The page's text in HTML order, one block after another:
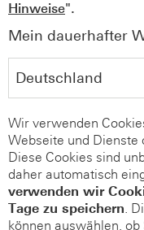
Hinweise".
Mein dauerhafter
Wir verwenden
Webseite und Dienste
Diese Cookies sind
daher automatisch
verwenden wir
Tage zu speichern.
können auswählen,